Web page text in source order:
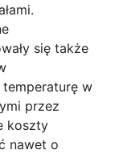
się także
w
przez
koszty
nawet o